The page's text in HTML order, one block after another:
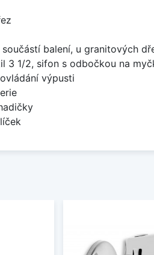
součástí balení, u granitových
3 1/2, sifon s odbočkou na
výpusti